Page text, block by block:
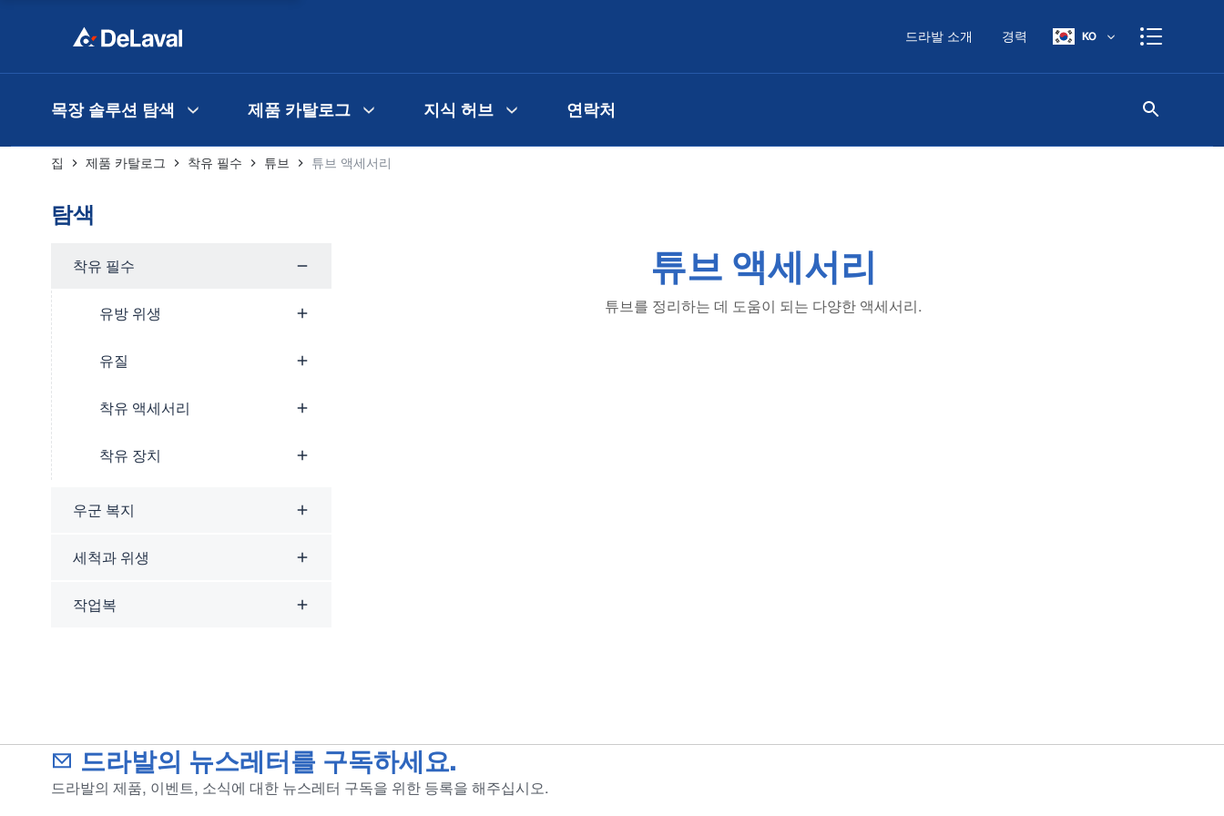
드라발 소개 경력 KO
목장 솔루션 탐색 제품 카탈로그 지식 허브 연락처
집 제품 카탈로그 착유 필수 튜브 튜브 액세서리
탐색
착유 필수
유방 위생
유질
착유 액세서리
착유 장치
우군 복지
세척과 위생
작업복
튜브 액세서리
튜브를 정리하는 데 도움이 되는 다양한 액세서리.
드라발의 뉴스레터를 구독하세요.
드라발의 제품, 이벤트, 소식에 대한 뉴스레터 구독을 위한 등록을 해주십시오.